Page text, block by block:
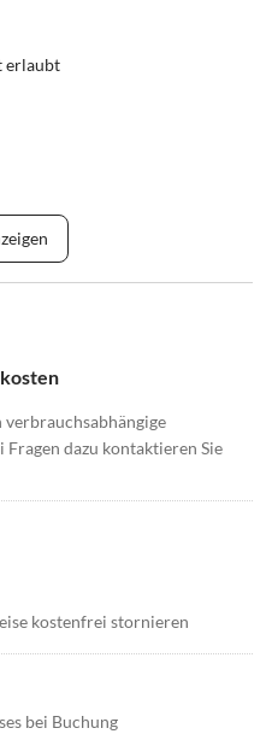
erlaubt
verbrauchsabhängige
dazu kontaktieren Sie
kostenfrei stornieren
bei Buchung